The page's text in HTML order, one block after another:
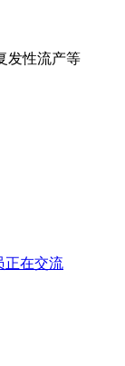
发性流产等
正在交流